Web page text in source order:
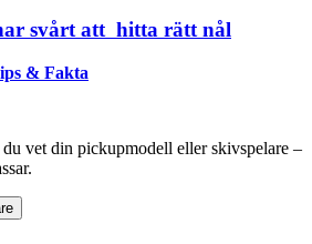
svårt att hitta rätt nål
& Fakta
vet din pickupmodell eller skivspelare –